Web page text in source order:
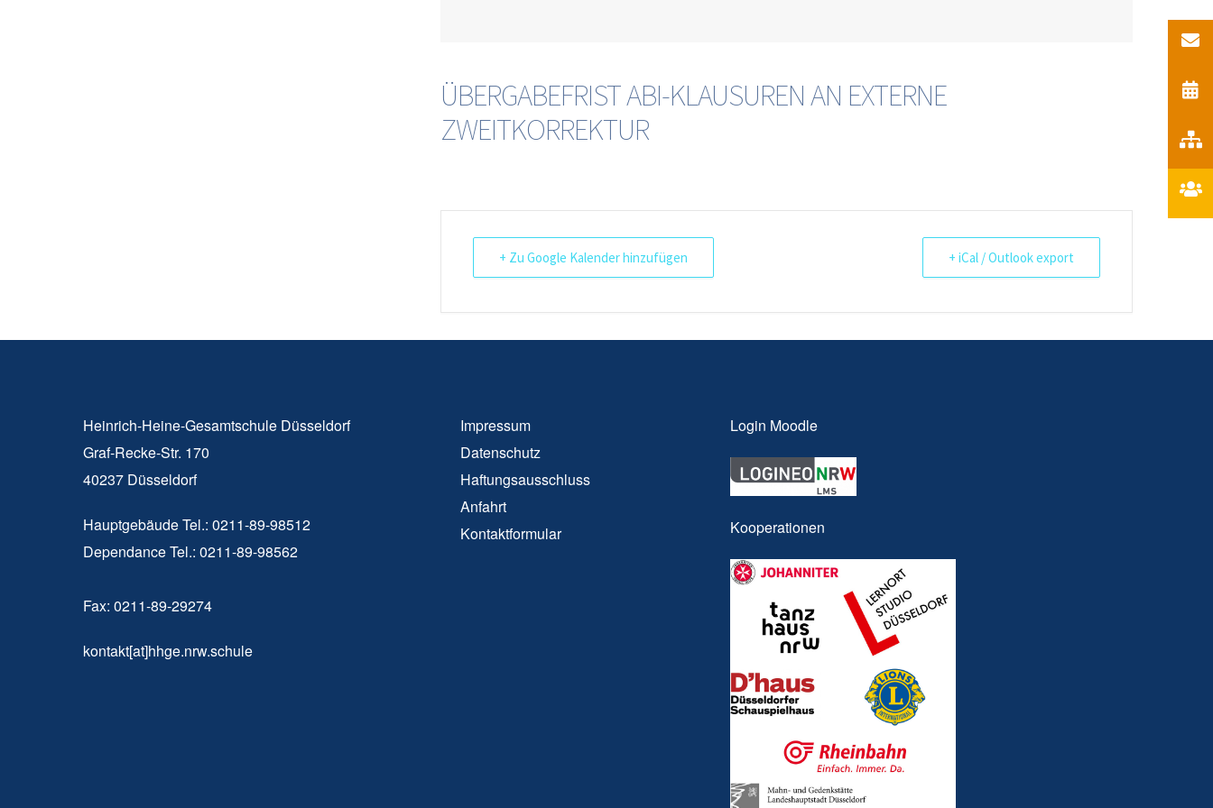
ÜBERGABEFRIST ABI-KLAUSUREN AN EXTERNE
ZWEITKORREKTUR
+ Zu Google Kalender hinzufügen + iCal / Outlook export
Heinrich-Heine-Gesamtschule Düsseldorf
Graf-Recke-Str. 170
40237 Düsseldorf
Hauptgebäude Tel.: 0211-89-98512
Dependance Tel.: 0211-89-98562
Fax: 0211-89-29274
kontakt[at]hhge.nrw.schule
Impressum
Datenschutz
Haftungsausschluss
Anfahrt
Kontaktformular
Login Moodle
Kooperationen